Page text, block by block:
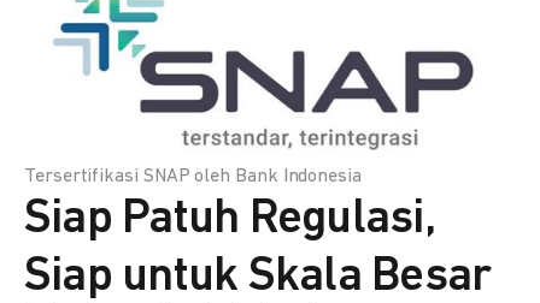
Tersertifikasi SNAP oleh Bank Indonesia
Siap Patuh Regulasi,
Siap untuk Skala Besar